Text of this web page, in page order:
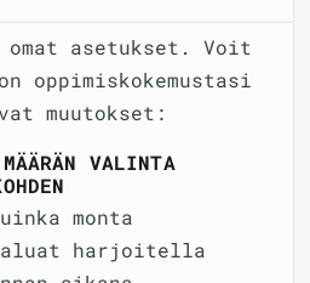
asetukset. Voit
oppimiskokemustasi
muutokset:
VALINTA
monta
harjoitella